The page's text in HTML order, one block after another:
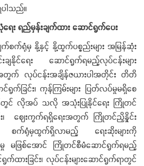
ပါသည်။
ေး ရည်မှန်းချက်ထား ဆောင်ရွက်ပေး
ရုံမှ နို့နှင့် နို့ထွက်ပစ္စည်းများ အမြန်ဆုံး
ချနိုင်ရေး ဆောင်ရွက်ရမည့်လုပ်ငန်းများ
းအတွက် လုပ်ငန်းအချိန်ဇယားပါအတိုင်း တိတိ
ရွက်ခြင်း၊ ကုန်ကြမ်းများ ပြတ်လပ်မှုမရှိစေ
လိုအပ် သလို အသုံးပြုနိုင်ရေး ကြိုတင်
း၊ ဈေးကွက်ရရှိရေးအတွက် ကြိုတင်ညှိနှိုင်း
၊ စက်ရုံမှထွက်ရှိလာမည့် ရေးဆိုးများကို
မဖြစ်အောင် ကြိုတင်စီမံဆောင်ရွက်ရမည့်
က်ထားခြင်း၊ လုပ်ငန်းများဆောင်ရွက်ရာတွင်